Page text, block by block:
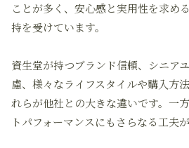
ことが多く、安心感と実用性を求め
持を受けています。
資生堂が持つブランド信頼、シニア
慮、様々なライフスタイルや購入方
れらが他社との大きな違いです。一
トパフォーマンスにもさらなる工夫